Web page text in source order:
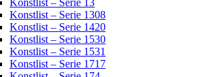
Konstlist – Serie 13
Konstlist – Serie 1308
Konstlist – Serie 1420
Konstlist – Serie 1530
Konstlist – Serie 1531
Konstlist – Serie 1717